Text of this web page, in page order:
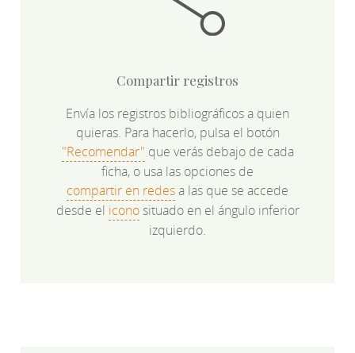
Compartir registros
Envía los registros bibliográficos a quien
quieras. Para hacerlo, pulsa el botón
"Recomendar" que verás debajo de cada
ficha, o usa las opciones de
compartir en redesa las que se accede
desde el iconosituado en el ángulo inferior
izquierdo.